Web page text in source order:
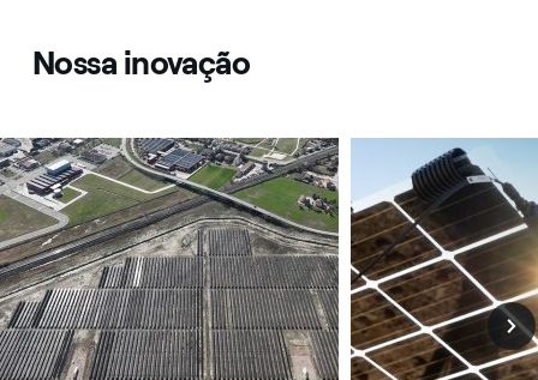
Nossa inovação
Image that describe the search result Image that describe